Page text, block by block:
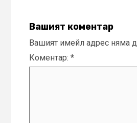
Вашият коментар
Вашият имейл адрес няма
Коментар: *